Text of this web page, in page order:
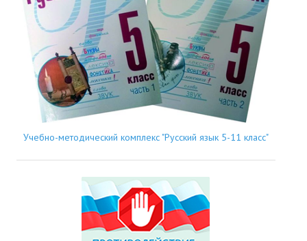
Учебно-методический комплекс "Русский язык 5-11 класс"